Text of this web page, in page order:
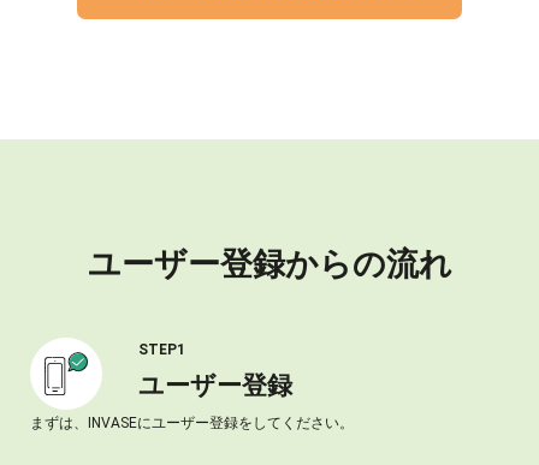
ユーザー登録からの流れ
STEP1
ユーザー登録
まずは、INVASEにユーザー登録をしてください。